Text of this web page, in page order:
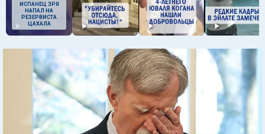
ИСПАНЕЦ ЗРЯ
НАПАЛ НА
РЕЗЕРВИСТА
ЦАХАЛА